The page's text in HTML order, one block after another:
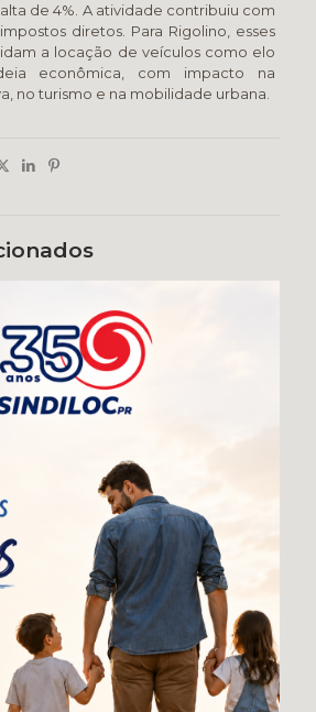
de 4%. A atividade contribuiu com
diretos. Para Rigolino, esses
a locação de veículos como elo
econômica, com impacto na
no turismo e na mobilidade urbana.